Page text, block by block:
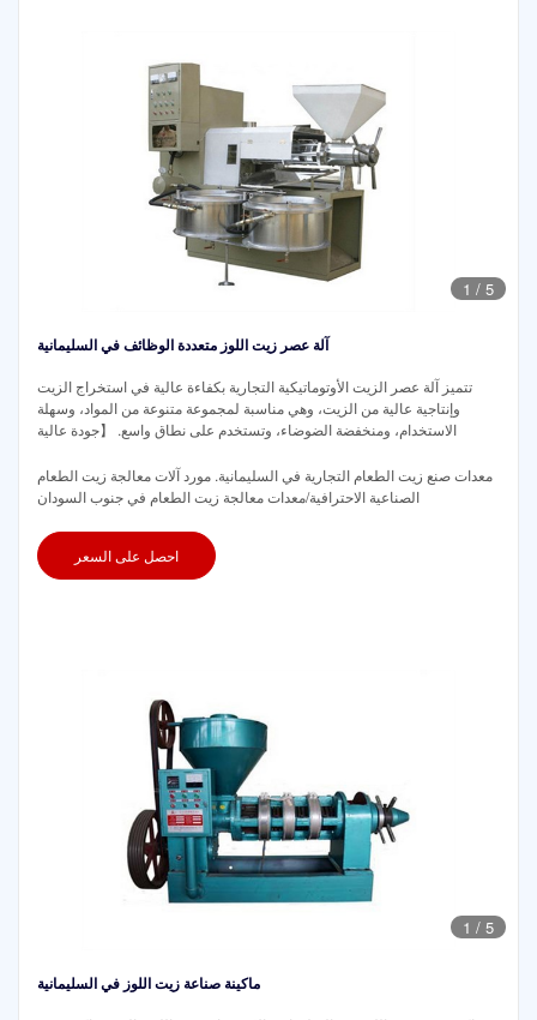
1 / 5
آلة عصر زيت اللوز متعددة الوظائف في السليمانية
تتميز آلة عصر الزيت الأوتوماتيكية التجارية بكفاءة عالية في استخراج الزيت
وإنتاجية عالية من الزيت، وهي مناسبة لمجموعة متنوعة من المواد، وسهلة
الاستخدام، ومنخفضة الضوضاء، وتستخدم على نطاق واسع. 【جودة عالية
معدات صنع زيت الطعام التجارية في السليمانية. مورد آلات معالجة زيت الطعام
الصناعية الاحترافية/معدات معالجة زيت الطعام في جنوب السودان
احصل على السعر
1 / 5
ماكينة صناعة زيت اللوز في السليمانية